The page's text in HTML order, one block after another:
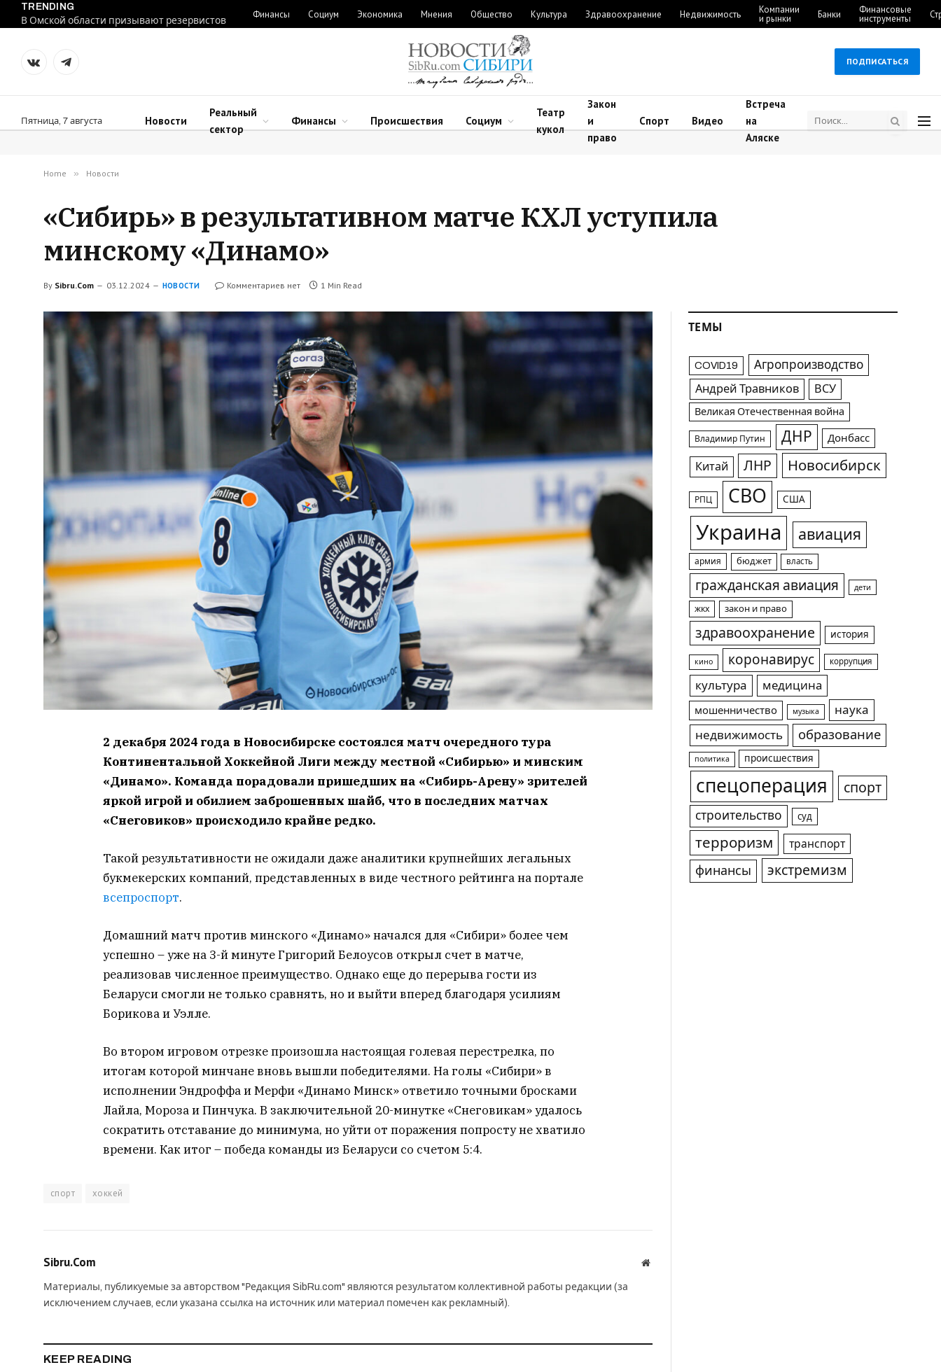
TRENDING
В Омской области призывают резервистов
Финансы Социум Экономика Мнения Общество Культура Здравоохранение Недвижимость Компании
и рынки Банки Финансовые
инструменты
VKontakteTelegram
ПОДПИСАТЬСЯ
Пятница, 7 августа Новости
Реальный
сектор
Финансы Происшествия Социум
Театр
кукол
Закон
и
право
Спорт Видео
Встреча
на
Аляске
Home » Новости
«Сибирь» в результативном матче КХЛ уступила
минскому «Динамо»
By Sibru.Com 03.12.2024 НОВОСТИ Комментариев нет 1 Min Read
2 декабря 2024 года в Новосибирске состоялся матч очередного тура
Континентальной Хоккейной Лиги между местной «Сибирью» и минским
«Динамо». Команда порадовали пришедших на «Сибирь-Арену» зрителей
яркой игрой и обилием заброшенных шайб, что в последних матчах
«Снеговиков» происходило крайне редко.
Такой результативности не ожидали даже аналитики крупнейших легальных
букмекерских компаний, представленных в виде честного рейтинга на портале
всепроспорт.
Домашний матч против минского «Динамо» начался для «Сибири» более чем
успешно – уже на 3-й минуте Григорий Белоусов открыл счет в матче,
реализовав численное преимущество. Однако еще до перерыва гости из
Беларуси смогли не только сравнять, но и выйти вперед благодаря усилиям
Борикова и Уэлле.
Во втором игровом отрезке произошла настоящая голевая перестрелка, по
итогам которой минчане вновь вышли победителями. На голы «Сибири» в
исполнении Эндроффа и Мерфи «Динамо Минск» ответило точными бросками
Лайла, Мороза и Пинчука. В заключительной 20-минутке «Снеговикам» удалось
сократить отставание до минимума, но уйти от поражения попросту не хватило
времени. Как итог – победа команды из Беларуси со счетом 5:4.
спорт хоккей
Sibru.Com Website
Материалы, публикуемые за авторством "Редакция SibRu.com" являются результатом коллективной работы редакции (за
исключением случаев, если указана ссылка на источник или материал помечен как рекламный).
KEEP READING
ТЕМЫ
COVID19 Агропроизводство
Андрей Травников ВСУ
Великая Отечественная война
Владимир Путин ДНР Донбасс
Китай ЛНР Новосибирск
РПЦ СВО США
Украина авиация
армия бюджет власть
гражданская авиация дети
жкх закон и право
здравоохранение история
кино коронавирус коррупция
культура медицина
мошенничество музыка
наука
недвижимость
образование
политика происшествия
спецоперация спорт
строительство суд
терроризм транспорт
финансы экстремизм